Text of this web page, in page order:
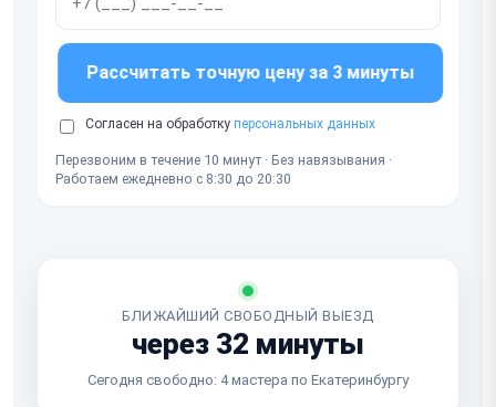
Рассчитать точную цену за 3 минуты
Согласен на обработку персональных данных
Перезвоним в течение 10 минут · Без навязывания ·
Работаем ежедневно с 8:30 до 20:30
БЛИЖАЙШИЙ СВОБОДНЫЙ ВЫЕЗД
через 32 минуты
Сегодня свободно: 4 мастера по Екатеринбургу